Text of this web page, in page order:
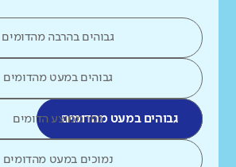
גבוהים בהרבה מהדומים
גבוהים במעט מהדומים
גבוהים במעט מהדומיםכמו ממוצע הדומים
נמוכים במעט מהדומים